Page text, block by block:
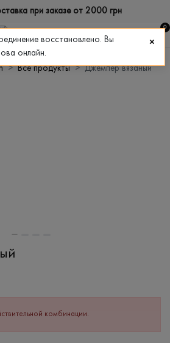
при заказе от 2000 грн
0
Все продукты Джемпер вязаный
комбинации.
восстановлено. Вы
онлайн.